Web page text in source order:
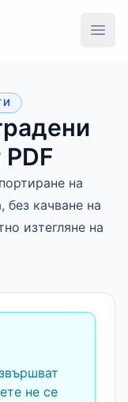
на
качване на
изтегляне на
не се